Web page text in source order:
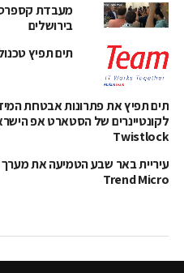
מעבדת
בירושלים
תים תפיץ
תים תפיץ את פתרונות אבטחת
לקונטיינרים של הסטארט אפ
Twistlock
עיריית באר שבע הטמיעה את
Trend Micro